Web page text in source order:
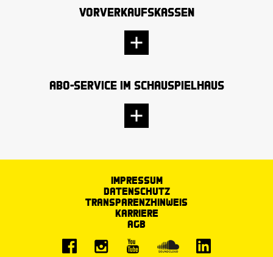
Vorverkaufskassen
Abo-Service im Schauspielhaus
Impressum
Datenschutz
Transparenzhinweis
Karriere
AGB